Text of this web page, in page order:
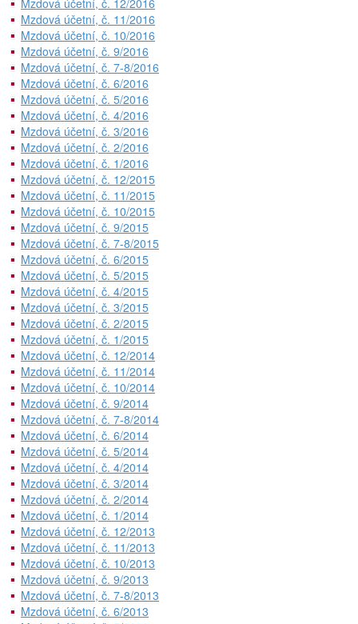
Mzdová účetní, č. 12/2016
Mzdová účetní, č. 11/2016
Mzdová účetní, č. 10/2016
Mzdová účetní, č. 9/2016
Mzdová účetní, č. 7-8/2016
Mzdová účetní, č. 6/2016
Mzdová účetní, č. 5/2016
Mzdová účetní, č. 4/2016
Mzdová účetní, č. 3/2016
Mzdová účetní, č. 2/2016
Mzdová účetní, č. 1/2016
Mzdová účetní, č. 12/2015
Mzdová účetní, č. 11/2015
Mzdová účetní, č. 10/2015
Mzdová účetní, č. 9/2015
Mzdová účetní, č. 7-8/2015
Mzdová účetní, č. 6/2015
Mzdová účetní, č. 5/2015
Mzdová účetní, č. 4/2015
Mzdová účetní, č. 3/2015
Mzdová účetní, č. 2/2015
Mzdová účetní, č. 1/2015
Mzdová účetní, č. 12/2014
Mzdová účetní, č. 11/2014
Mzdová účetní, č. 10/2014
Mzdová účetní, č. 9/2014
Mzdová účetní, č. 7-8/2014
Mzdová účetní, č. 6/2014
Mzdová účetní, č. 5/2014
Mzdová účetní, č. 4/2014
Mzdová účetní, č. 3/2014
Mzdová účetní, č. 2/2014
Mzdová účetní, č. 1/2014
Mzdová účetní, č. 12/2013
Mzdová účetní, č. 11/2013
Mzdová účetní, č. 10/2013
Mzdová účetní, č. 9/2013
Mzdová účetní, č. 7-8/2013
Mzdová účetní, č. 6/2013